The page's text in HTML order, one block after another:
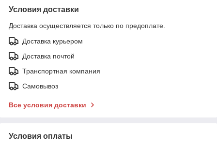
Условия доставки
Доставка осуществляется только по предоплате.
Доставка курьером
Доставка почтой
Транспортная компания
Самовывоз
Все условия доставки
Условия оплаты